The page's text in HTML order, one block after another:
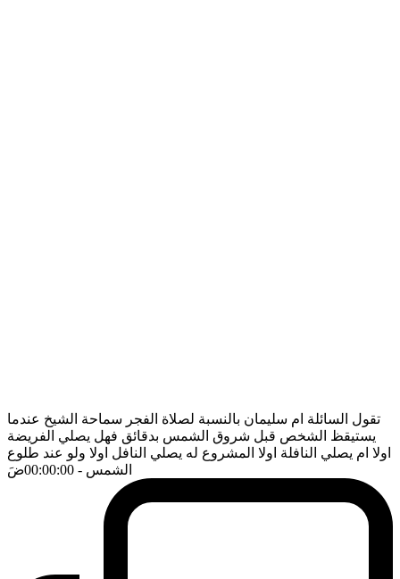
تقول السائلة ام سليمان بالنسبة لصلاة الفجر سماحة الشيخ عندما
يستيقظ الشخص قبل شروق الشمس بدقائق فهل يصلي الفريضة
اولا ام يصلي النافلة اولا المشروع له يصلي النافل اولا ولو عند طلوع
الشمس - 00:00:00 ضَ